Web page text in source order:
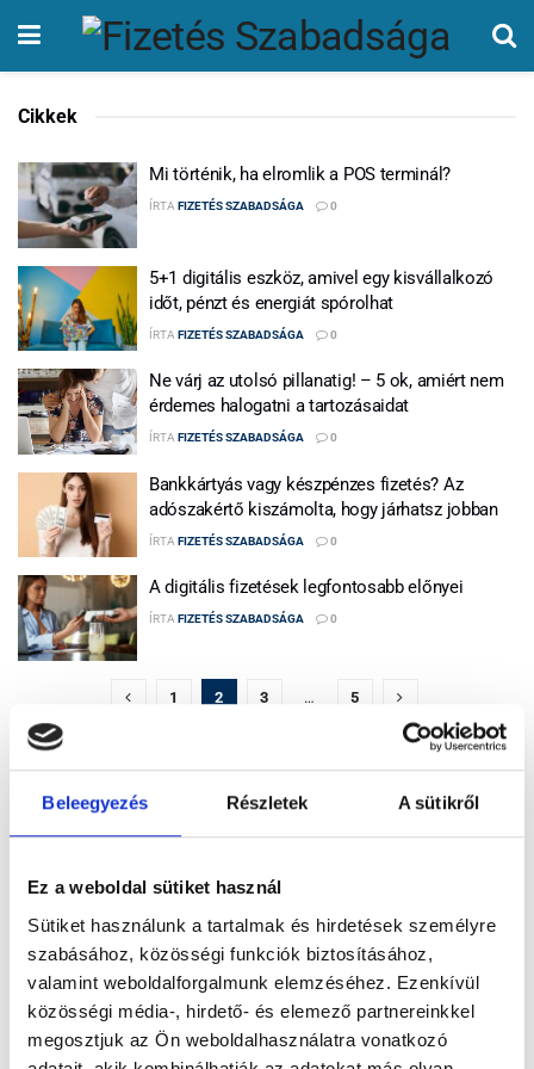
Beleegyezés Részletek A sütikről
Ez a weboldal sütiket használ
Sütiket használunk a tartalmak és hirdetések személyre
szabásához, közösségi funkciók biztosításához,
valamint weboldalforgalmunk elemzéséhez. Ezenkívül
közösségi média-, hirdető- és elemező partnereinkkel
megosztjuk az Ön weboldalhasználatra vonatkozó
Cikkek
Mi történik, ha elromlik a POS terminál?
ÍRTA FIZETÉS SZABADSÁGA 0
5+1 digitális eszköz, amivel egy kisvállalkozó
időt, pénzt és energiát spórolhat
ÍRTA FIZETÉS SZABADSÁGA 0
Ne várj az utolsó pillanatig! – 5 ok, amiért nem
érdemes halogatni a tartozásaidat
ÍRTA FIZETÉS SZABADSÁGA 0
Bankkártyás vagy készpénzes fizetés? Az
adószakértő kiszámolta, hogy járhatsz jobban
ÍRTA FIZETÉS SZABADSÁGA 0
A digitális fizetések legfontosabb előnyei
ÍRTA FIZETÉS SZABADSÁGA 0
1 2 3 … 5
Népszerű hírek